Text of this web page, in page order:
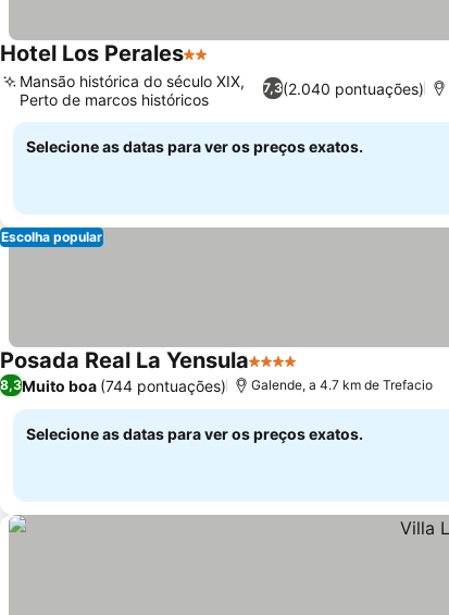
Hotel Los Perales2 Estrelas
7,3(2.040 pontuações)
Mansão histórica do século XIX,
Perto de marcos históricos
Selecione as datas para ver os preços exatos.
Escolha popular
Posada Real La Yensula4 Estrelas
8,3Muito boa (744 pontuações) Galende, a 4.7 km de Trefacio
Selecione as datas para ver os preços exatos.